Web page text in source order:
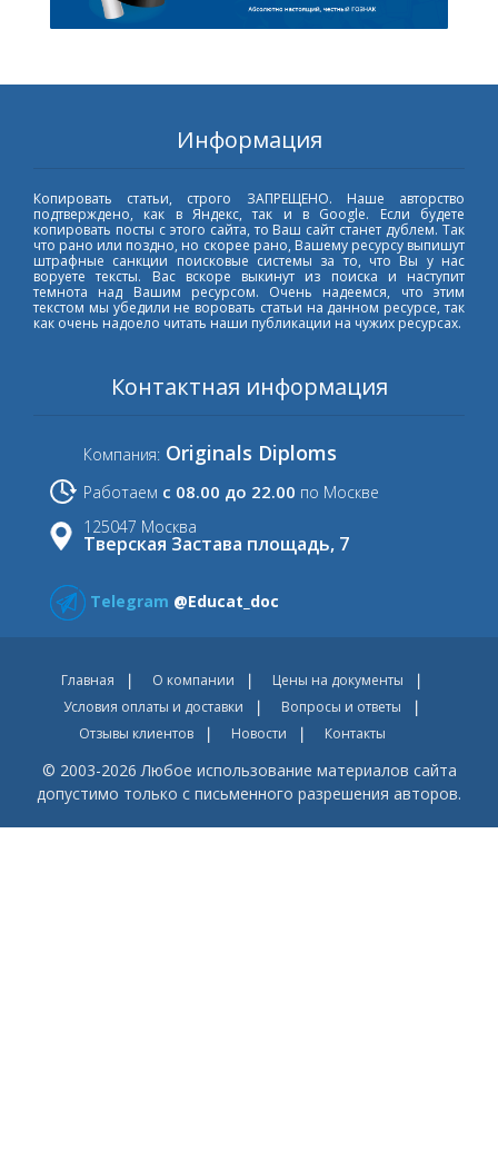
Информация
Копировать статьи, строго ЗАПРЕЩЕНО. Наше авторство
подтверждено, как в Яндекс, так и в Google. Если будете
копировать посты с этого сайта, то Ваш сайт станет дублем. Так
что рано или поздно, но скорее рано, Вашему ресурсу выпишут
штрафные санкции поисковые системы за то, что Вы у нас
воруете тексты. Вас вскоре выкинут из поиска и наступит
темнота над Вашим ресурсом. Очень надеемся, что этим
текстом мы убедили не воровать статьи на данном ресурсе, так
как очень надоело читать наши публикации на чужих ресурсах.
Контактная информация
Компания: Originals Diploms
Работаем с 08.00 до 22.00 по Москве
125047 Москва
Тверская Застава площадь, 7
Telegram @Educat_doc
Главная О компании
Цены на документы
Условия оплаты и доставки
Вопросы и ответы
Отзывы клиентов
Новости Контакты
© 2003-2026 Любое использование материалов сайта
допустимо только с письменного разрешения авторов.